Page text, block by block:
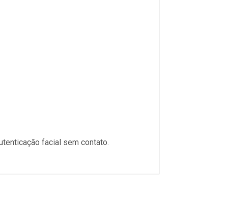
facial sem contato.